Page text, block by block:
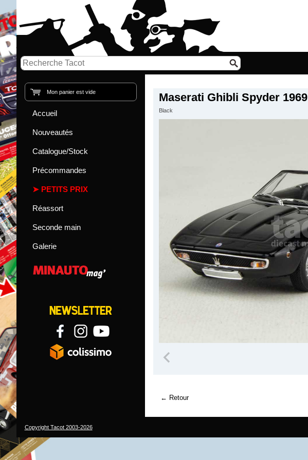
Maserati Ghibli Spyder 1969
Black
Retour
Mon panier est vide
Accueil
Nouveautés
Catalogue/Stock
Précommandes
PETITS PRIX
Réassort
Seconde main
Galerie
Copyright Tacot 2003-2026